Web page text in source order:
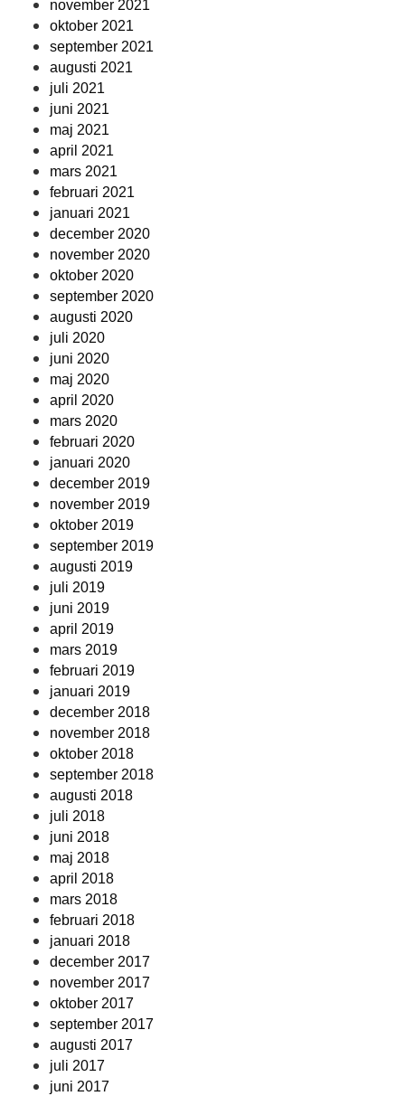
november 2021
oktober 2021
september 2021
augusti 2021
juli 2021
juni 2021
maj 2021
april 2021
mars 2021
februari 2021
januari 2021
december 2020
november 2020
oktober 2020
september 2020
augusti 2020
juli 2020
juni 2020
maj 2020
april 2020
mars 2020
februari 2020
januari 2020
december 2019
november 2019
oktober 2019
september 2019
augusti 2019
juli 2019
juni 2019
april 2019
mars 2019
februari 2019
januari 2019
december 2018
november 2018
oktober 2018
september 2018
augusti 2018
juli 2018
juni 2018
maj 2018
april 2018
mars 2018
februari 2018
januari 2018
december 2017
november 2017
oktober 2017
september 2017
augusti 2017
juli 2017
juni 2017